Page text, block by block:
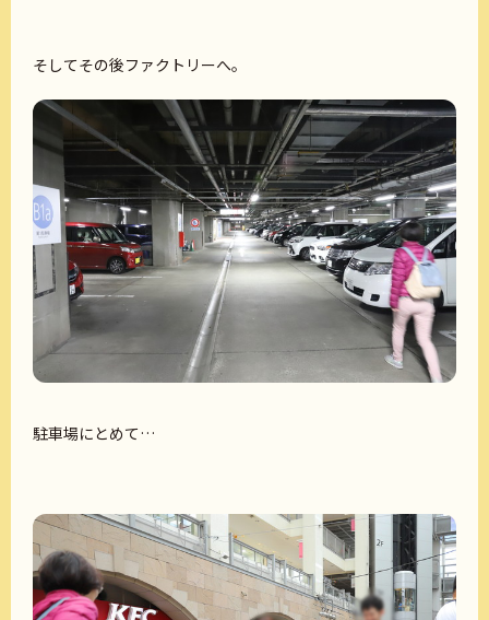
そしてその後ファクトリーへ。
駐車場にとめて…